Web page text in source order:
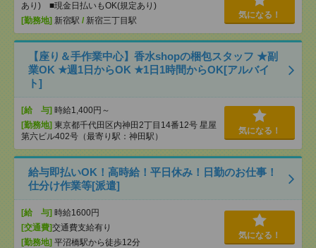
あり) ■現金日払いもOK(規定あり)
[勤務地] 新宿駅 / 新宿三丁目駅
気になる！
【座り＆手作業中心】香水shopの梱包スタッフ ★副
業OK ★週1日からOK ★1日1時間からOK[アルバイ
ト]
[給 与] 時給1,400円～
[勤務地] 東京都千代田区内神田2丁目14番12号 星屋
第六ビル402号（最寄り駅：神田駅）
気になる！
給与即払いOK！高時給！平日休み！日勤のお仕事！
仕分け作業等[派遣]
[給 与] 時給1600円
[交通費]交通費支給有り
[勤務地] 平沼橋駅から徒歩12分
気になる！